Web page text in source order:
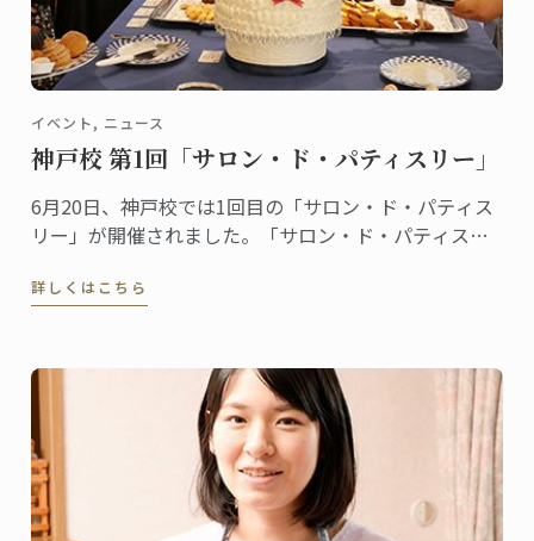
イベント, ニュース
神戸校 第1回「サロン・ド・パティスリー」
6月20日、神戸校では1回目の「サロン・ド・パティス
リー」が開催されました。「サロン・ド・パティスリ
す。
詳しくはこちら